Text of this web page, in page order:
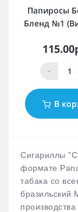
Папиросы
Бленд №1
-
В
Сигариллы
формате
табака со
бразильский